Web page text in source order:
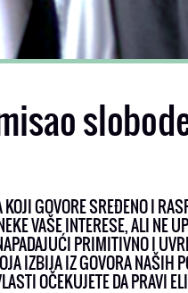
GOVORE SREĐENO I
VAŠE INTERESE, ALI NE
PRIMITIVNO I
IZBIJA IZ GOVORA NAŠIH
OČEKUJETE DA PRAVI